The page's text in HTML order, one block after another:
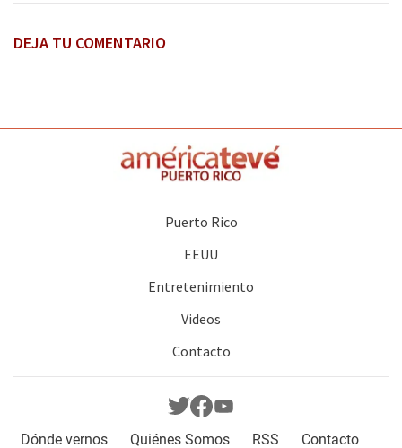
DEJA TU COMENTARIO
Puerto Rico
EEUU
Entretenimiento
Videos
Contacto
Dónde vernos Quiénes Somos RSS Contacto